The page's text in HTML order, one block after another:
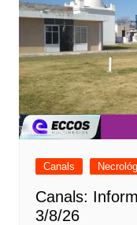
Canals
Canals:
3/8/26